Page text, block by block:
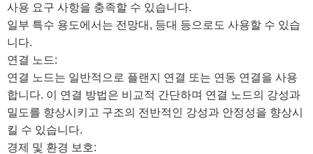
사용 요구 사항을 충족할 수 있습니다.
일부 특수 용도에서는 전망대, 등대 등으로도 사용할 수 있습
니다.
연결 노드:
연결 노드는 일반적으로 플랜지 연결 또는 연동 연결을 사용
합니다. 이 연결 방법은 비교적 간단하며 연결 ​​노드의 강성과
밀도를 향상시키고 구조의 전반적인 강성과 안정성을 향상시
킬 수 있습니다.
경제 및 환경 보호: